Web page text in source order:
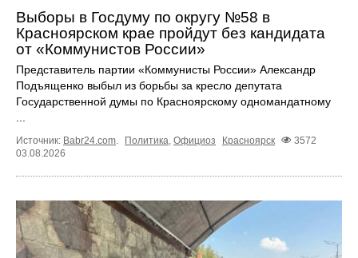
Выборы в Госдуму по округу №58 в
Красноярском крае пройдут без кандидата
от «Коммунистов России»
Представитель партии «Коммунисты России» Александр
Подъященко выбыл из борьбы за кресло депутата
Государственной думы по Красноярскому одномандатному
Источник: Babr24.com Политика Официоз Красноярск
3572
03.08.2026